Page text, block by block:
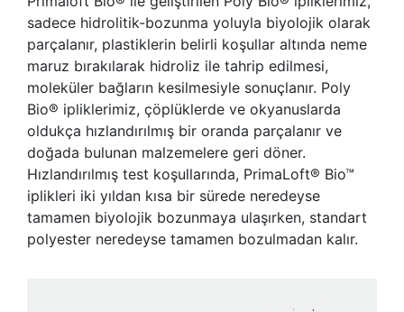
sadece hidrolitik-bozunma yoluyla biyolojik olarak
parçalanır, plastiklerin belirli koşullar altında neme
maruz bırakılarak hidroliz ile tahrip edilmesi,
moleküler bağların kesilmesiyle sonuçlanır. Poly
Bio® ipliklerimiz, çöplüklerde ve okyanuslarda
oldukça hızlandırılmış bir oranda parçalanır ve
doğada bulunan malzemelere geri döner.
Hızlandırılmış test koşullarında, PrimaLoft® Bio™
iplikleri iki yıldan kısa bir sürede neredeyse
tamamen biyolojik bozunmaya ulaşırken, standart
polyester neredeyse tamamen bozulmadan kalır.